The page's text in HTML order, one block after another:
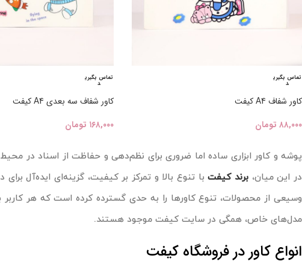
تماس بگیری
د
کاور شفاف A4 کیفت
۸۸,۰۰۰ تومان
تماس بگیری
د
کاور شفاف سه بعدی A4 کیفت
۱۶۸,۰۰۰ تومان
پوشه و کاور ابزاری ساده اما ضروری برای نظم‌دهی و حفاظت از اسناد در
در این میان،برند کیفتبا تنوع بالا و تمرکز بر کیفیت، گزینه‌ای ایده‌آل
وسیعی از محصولات، تنوع کاورها را به حدی گسترده کرده است که هر
مدل‌های خاص، همگی در سایت کیفت موجود هستند.
انواع کاور در فروشگاه کیفت